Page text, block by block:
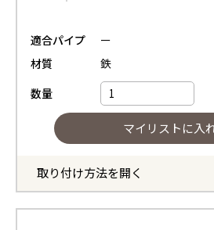
適合パイプ
ー
材質
鉄
数量
取り付け方法を開く